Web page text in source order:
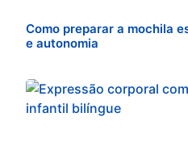
Como preparar a mochila
e autonomia